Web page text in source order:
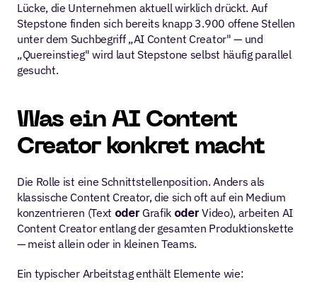
Lücke, die Unternehmen aktuell wirklich drückt. Auf
Stepstone finden sich bereits knapp 3.900 offene Stellen
unter dem Suchbegriff „AI Content Creator" — und
„Quereinstieg" wird laut Stepstone selbst häufig parallel
gesucht.
Was ein AI Content
Creator konkret macht
Die Rolle ist eine Schnittstellenposition. Anders als
klassische Content Creator, die sich oft auf ein Medium
konzentrieren (Text oder Grafik oder Video), arbeiten AI
Content Creator entlang der gesamten Produktionskette
— meist allein oder in kleinen Teams.
Ein typischer Arbeitstag enthält Elemente wie: